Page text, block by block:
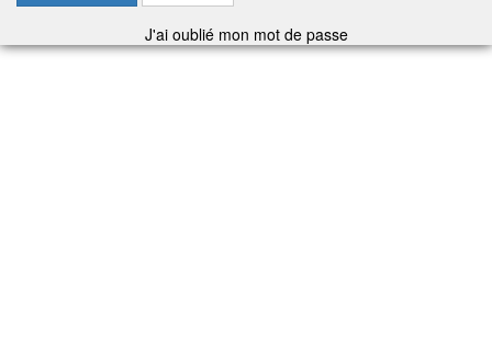
J'ai oublié mon mot de passe